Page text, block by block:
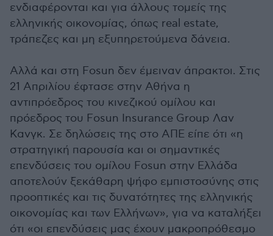
ενδιαφέρονται και για άλλους τομείς της
ελληνικής οικονομίας, όπως real estate,
τράπεζες και μη εξυπηρετούμενα δάνεια.
Αλλά και στη Fosun δεν έμειναν άπρακτοι. Στις
21 Απριλίου έφτασε στην Αθήνα η
αντιπρόεδρος του κινεζικού ομίλου και
πρόεδρος του Fosun Insurance Group Λαν
Κανγκ. Σε δηλώσεις της στο ΑΠΕ είπε ότι «η
στρατηγική παρουσία και οι σημαντικές
επενδύσεις του ομίλου Fosun στην Ελλάδα
αποτελούν ξεκάθαρη ψήφο εμπιστοσύνης στις
προοπτικές και τις δυνατότητες της ελληνικής
οικονομίας και των Ελλήνων», για να καταλήξει
ότι «οι επενδύσεις μας έχουν μακροπρόθεσμο